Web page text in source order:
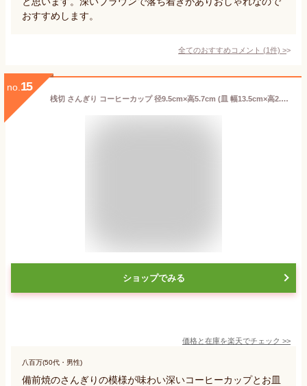
おすすめします。
全てのおすすめコメント (1件) >
no. 15
桟切 さんぎり コーヒーカップ 径9.5cm×高5.7cm (皿 幅13.5cm×高2.5cm) 1客 化粧箱入 ギフト 備前焼
ショップでみる
価格と在庫を楽天でチェック >>
八百万(50代・男性)
備前焼のさんぎりの模様が味わい深いコーヒーカップとお皿